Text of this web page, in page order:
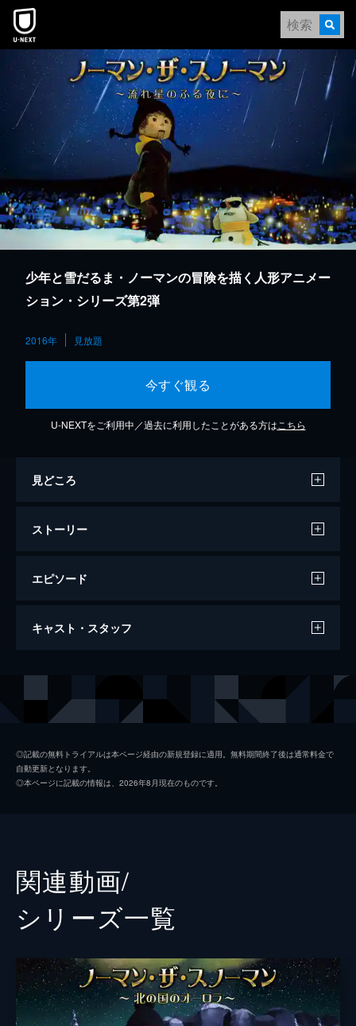
本文へスキップ
少年と雪だるま・ノーマンの冒険を描く人形アニメー
ション・シリーズ第2弾
2016年 見放題
今すぐ観る
U-NEXTをご利用中／過去に利用したことがある方は こちら
見どころ
ストーリー
エピソード
ノーマン・ザ・スノーマン 流れ星のふる
キャスト・スタッフ
ノーマン 吉野裕行
同級生
語り 野島裕史
（プロローグ） 石橋徹郎
◎記載の無料トライアルは本ページ経由の新規登録に適用。無料期間終了後は通常料金で
自動更新となります。
◎本ページに記載の情報は、2026年8月現在のものです。
関連動画/
シリーズ⼀覧